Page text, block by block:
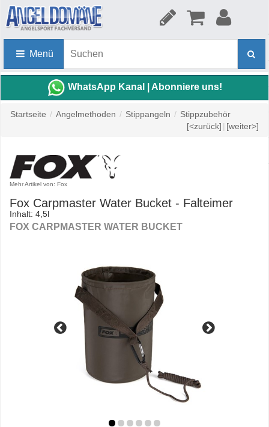
Menü
WhatsApp Kanal | Abonniere uns!
Startseite / Angelmethoden / Stippangeln / Stippzubehör
[<zurück] | [weiter>]
Mehr Artikel von: Fox
Fox Carpmaster Water Bucket - Falteimer
Inhalt: 4,5l
FOX CARPMASTER WATER BUCKET